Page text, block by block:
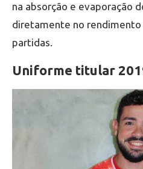
na absorção e evaporação
diretamente no
partidas.
Uniforme titular